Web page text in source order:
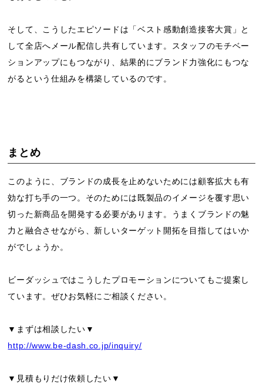
そして、こうしたエピソードは「ベスト感動創造接客大賞」と
して全店へメール配信し共有しています。スタッフのモチベー
ションアップにもつながり、結果的にブランド力強化にもつな
がるという仕組みを構築しているのです。
まとめ
このように、ブランドの成長を止めないためには顧客拡大も有
効な打ち手の一つ。そのためには既製品のイメージを覆す思い
切った新商品を開発する必要があります。うまくブランドの魅
力と融合させながら、新しいターゲット開拓を目指してはいか
がでしょうか。
ビーダッシュではこうしたプロモーションについてもご提案し
ています。ぜひお気軽にご相談ください。
▼まずは相談したい▼
http://www.be-dash.co.jp/inquiry/
▼見積もりだけ依頼したい▼